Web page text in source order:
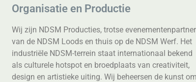
Organisatie en Productie
Wij zijn NDSM Producties, trotse evenementenpartner
van de NDSM Loods en thuis op de NDSM Werf. Het
industriële NDSM-terrein staat internationaal bekend
als culturele hotspot en broedplaats van creativiteit,
design en artistieke uiting. Wij beheersen de kunst om